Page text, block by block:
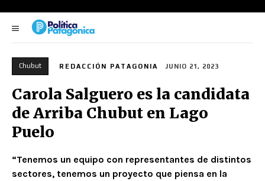
Chubut REDACCIÓN PATAGONIA JUNIO 21, 2023
Carola Salguero es la candidata
de Arriba Chubut en Lago
Puelo
“Tenemos un equipo con representantes de distintos
sectores, tenemos un proyecto que piensa en la